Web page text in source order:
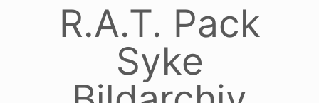
R.A.T. Pack
Syke